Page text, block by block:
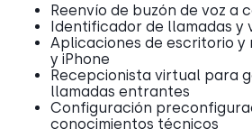
Reenvío de buzón de voz a
Identificador de llamadas y
Aplicaciones de escritorio y
y iPhone
Recepcionista virtual para
llamadas entrantes
Configuración
conocimientos técnicos